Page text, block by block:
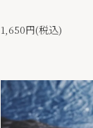
1,650円(税込)